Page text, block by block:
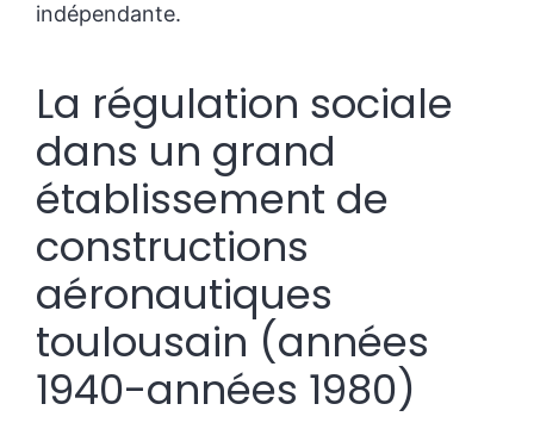
indépendante.
La régulation sociale
dans un grand
établissement de
constructions
aéronautiques
toulousain (années
1940-années 1980)